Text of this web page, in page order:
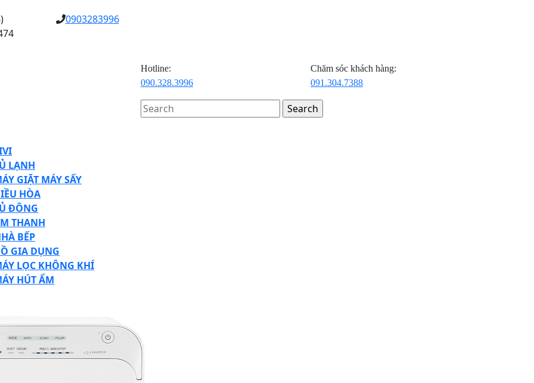
0903283996
Hotline:
090.328.3996
Chăm sóc khách hàng:
091.304.7388
Search
for:
LẠNH
GIẶT MÁY SẤY
HÒA
ĐÔNG
THANH
BẾP
GIA DỤNG
LỌC KHÔNG KHÍ
HÚT ẨM